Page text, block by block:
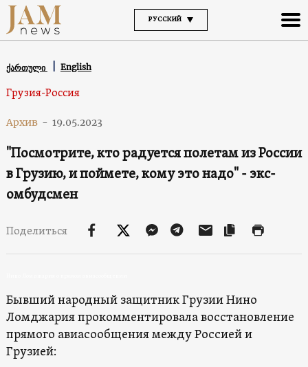
РУССКИЙ
ქართული English
Грузия-Россия
Архив - 19.05.2023
"Посмотрите, кто радуется полетам из России
в Грузию, и поймете, кому это надо" - экс-
омбудсмен
Поделиться
Бывший народный защитник Грузии Нино
Ломджария прокомментировала восстановление
прямого авиасообщения между Россией и
Грузией: